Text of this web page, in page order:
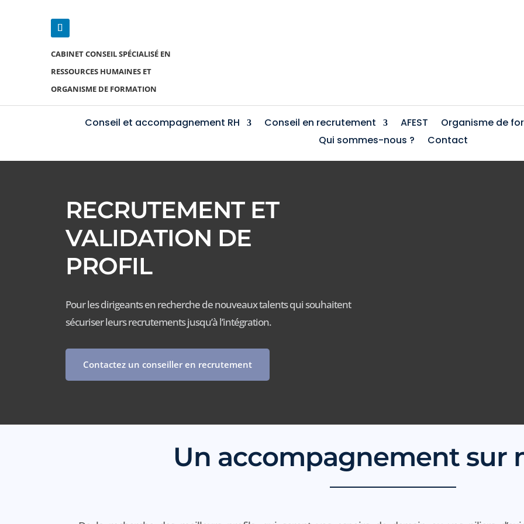
CABINET CONSEIL SPÉCIALISÉ EN
RESSOURCES HUMAINES ET
ORGANISME DE FORMATION
Conseil et accompagnement RH Conseil en recrutement AFEST Organisme de
Qui sommes-nous ?
Contact
RECRUTEMENT ET
VALIDATION DE
PROFIL
Pour les dirigeants en recherche de nouveaux talents qui souhaitent
sécuriser leurs recrutements jusqu’à l’intégration.
Contactez un conseiller en recrutement
Un accompagnement sur